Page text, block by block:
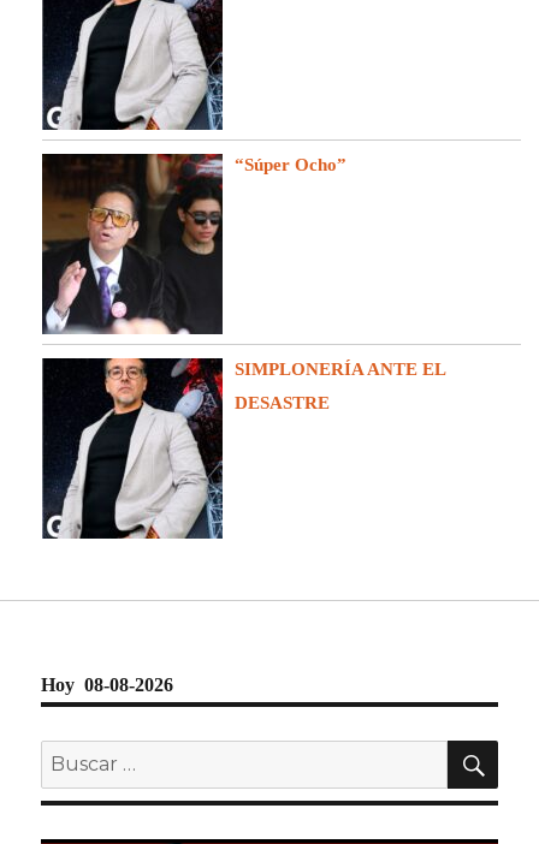
“Súper Ocho”
SIMPLONERÍA ANTE EL
DESASTRE
Hoy 08-08-2026
Buscar
por: